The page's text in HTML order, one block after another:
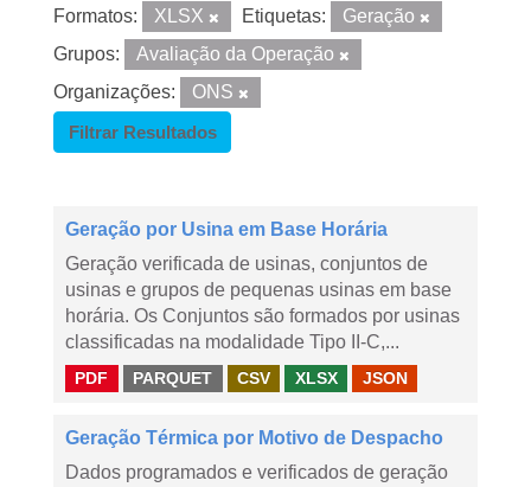
Formatos: XLSX Etiquetas:
Geração
Grupos:
Avaliação da Operação
Organizações:
ONS
Filtrar Resultados
Geração por Usina em Base Horária
Geração verificada de usinas, conjuntos de
usinas e grupos de pequenas usinas em base
horária. Os Conjuntos são formados por usinas
classificadas na modalidade Tipo II-C,...
PDF PARQUET CSV XLSX JSON
Geração Térmica por Motivo de Despacho
Dados programados e verificados de geração